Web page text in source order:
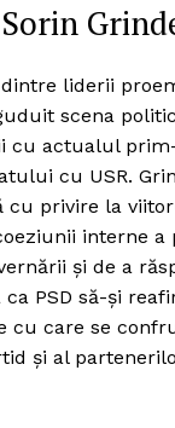
liderii
scena
cu actualul
cu USR.
cu privire la
interne
și de a
ca PSD să-și
cu care se
și al